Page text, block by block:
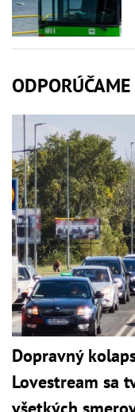
ODPORÚČAME
Dopravný
Lovestream sa